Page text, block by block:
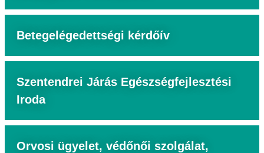
Betegelégedettségi kérdőív
Szentendrei Járás Egészségfejlesztési
Iroda
Orvosi ügyelet, védőnői szolgálat,